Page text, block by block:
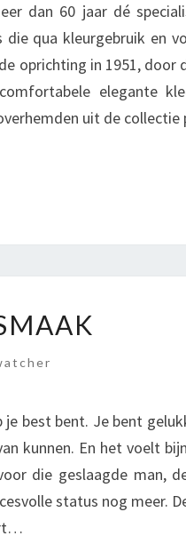
dan 60 jaar dé
qua kleurgebruik en
oprichting in 1951, door
elegante
uit de
je best bent. Je bent
kunnen. En het voelt
die geslaagde man,
status nog meer.